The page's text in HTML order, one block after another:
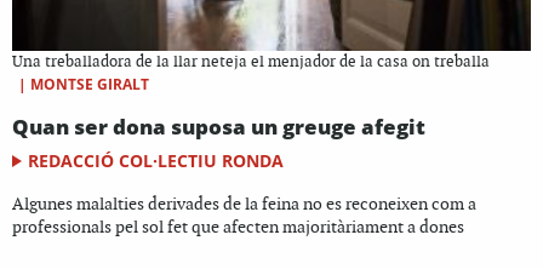
Una treballadora de la llar neteja el menjador de la casa on treballa
| MONTSE GIRALT
Quan ser dona suposa un greuge afegit
REDACCIÓ COL·LECTIU RONDA
Algunes malalties derivades de la feina no es reconeixen com a
professionals pel sol fet que afecten majoritàriament a dones